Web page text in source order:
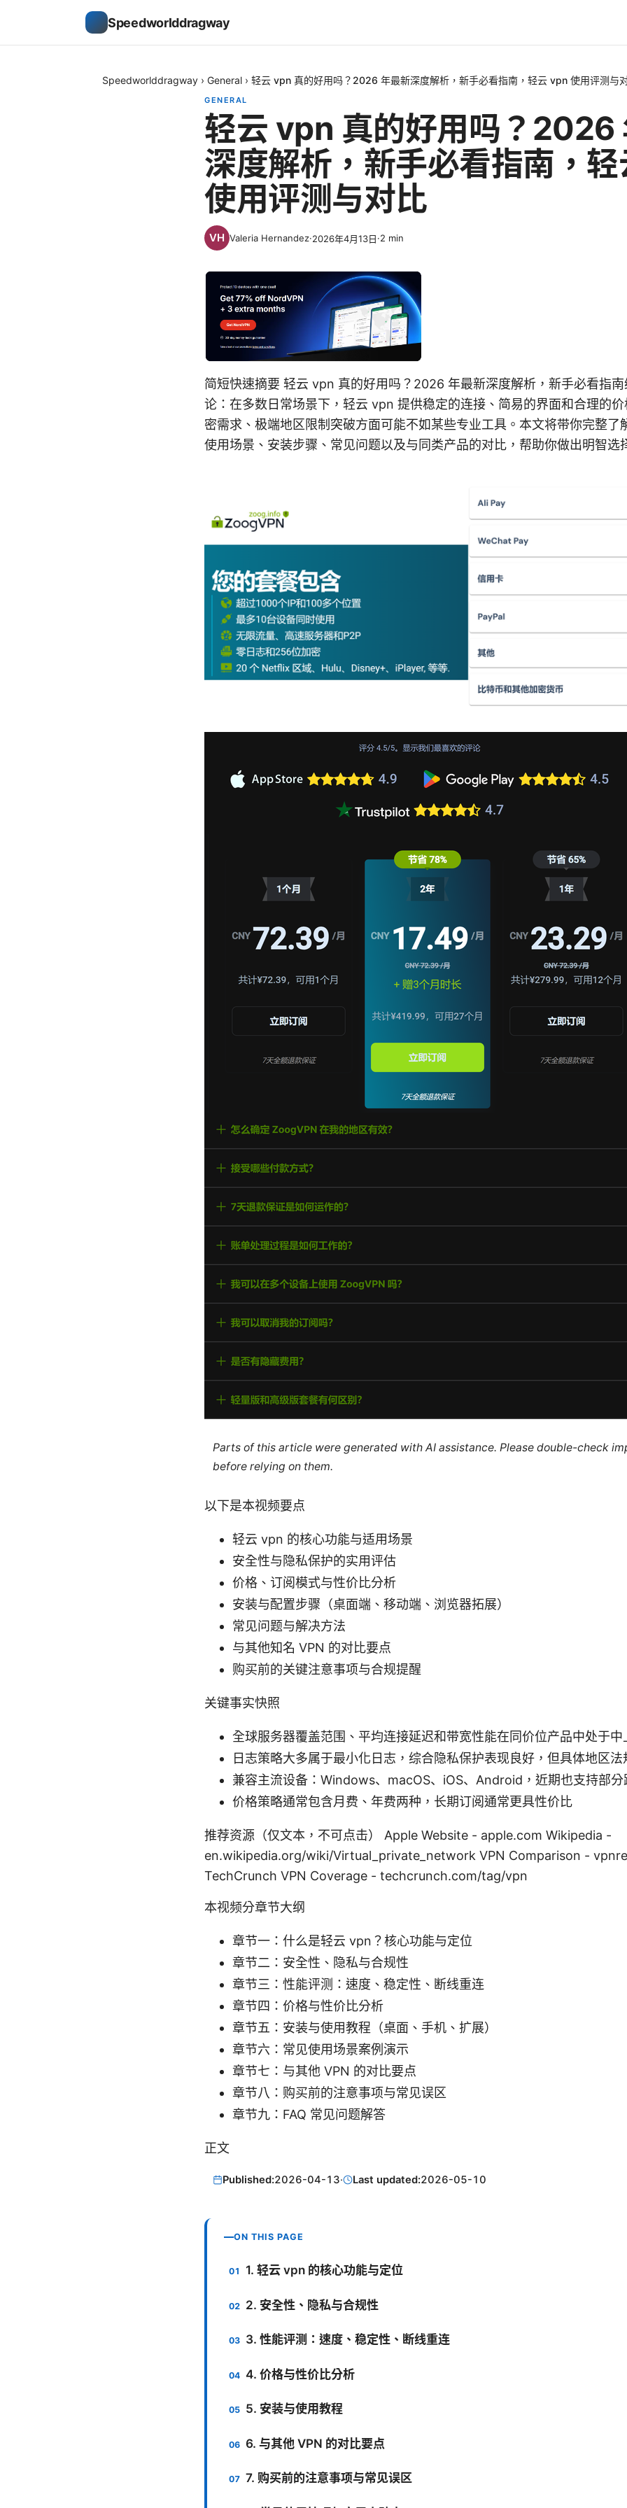
Speedworlddragway
Speedworlddragway › General › 轻云 vpn 真的好用吗？2026 年最新深度解析，新手必看指南，轻云 vpn 使用评测与
GENERAL
轻云 vpn 真的好用吗？2026
深度解析，新手必看指南，
使用评测与对比
Valeria Hernandez·2026年4月13日·2 min
简短快速摘要 轻云 vpn 真的好用吗？2026 年最新深度解析，新手必看指
论：在多数日常场景下，轻云 vpn 提供稳定的连接、简易的界面和合理的
密需求、极端地区限制突破方面可能不如某些专业工具。本文将带你完整了
使用场景、安装步骤、常见问题以及与同类产品的对比，帮助你做出明智选
Parts of this article were generated with AI assistance. Please double-check
before relying on them.
以下是本视频要点
轻云 vpn 的核心功能与适用场景
安全性与隐私保护的实用评估
价格、订阅模式与性价比分析
安装与配置步骤（桌面端、移动端、浏览器拓展）
常见问题与解决方法
与其他知名 VPN 的对比要点
购买前的关键注意事项与合规提醒
关键事实快照
全球服务器覆盖范围、平均连接延迟和带宽性能在同价位产品中处于中
日志策略大多属于最小化日志，综合隐私保护表现良好，但具体地区
兼容主流设备：Windows、macOS、iOS、Android，近期也支持部分
价格策略通常包含月费、年费两种，长期订阅通常更具性价比
推荐资源（仅文本，不可点击） Apple Website - apple.com Wikipedia -
en.wikipedia.org/wiki/Virtual_private_network VPN Comparison -
TechCrunch VPN Coverage - techcrunch.com/tag/vpn
本视频分章节大纲
章节一：什么是轻云 vpn？核心功能与定位
章节二：安全性、隐私与合规性
章节三：性能评测：速度、稳定性、断线重连
章节四：价格与性价比分析
章节五：安装与使用教程（桌面、手机、扩展）
章节六：常见使用场景案例演示
章节七：与其他 VPN 的对比要点
章节八：购买前的注意事项与常见误区
章节九：FAQ 常见问题解答
正文
Published:2026-04-13· Last updated:2026-05-10
ON THIS PAGE
1. 轻云 vpn 的核心功能与定位
2. 安全性、隐私与合规性
3. 性能评测：速度、稳定性、断线重连
4. 价格与性价比分析
5. 安装与使用教程
6. 与其他 VPN 的对比要点
7. 购买前的注意事项与常见误区